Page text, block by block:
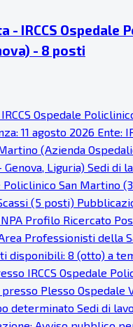
- IRCCS Ospedale
- 8 posti
Ospedale
11 agosto 2026 Ente:
(Azienda
Liguria) Sedi di
Policlinico San Martino
(5 posti)
Profilo Ricercato
Professionisti della
disponibili: 8 (otto) a
IRCCS Ospedale
Plesso Ospedale
determinato Sedi di